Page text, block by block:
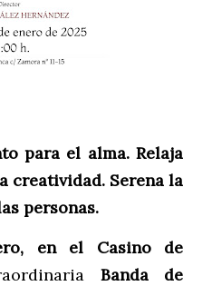
para el alma. Relaja
creatividad. Serena la
personas.
en el Casino de
Banda de